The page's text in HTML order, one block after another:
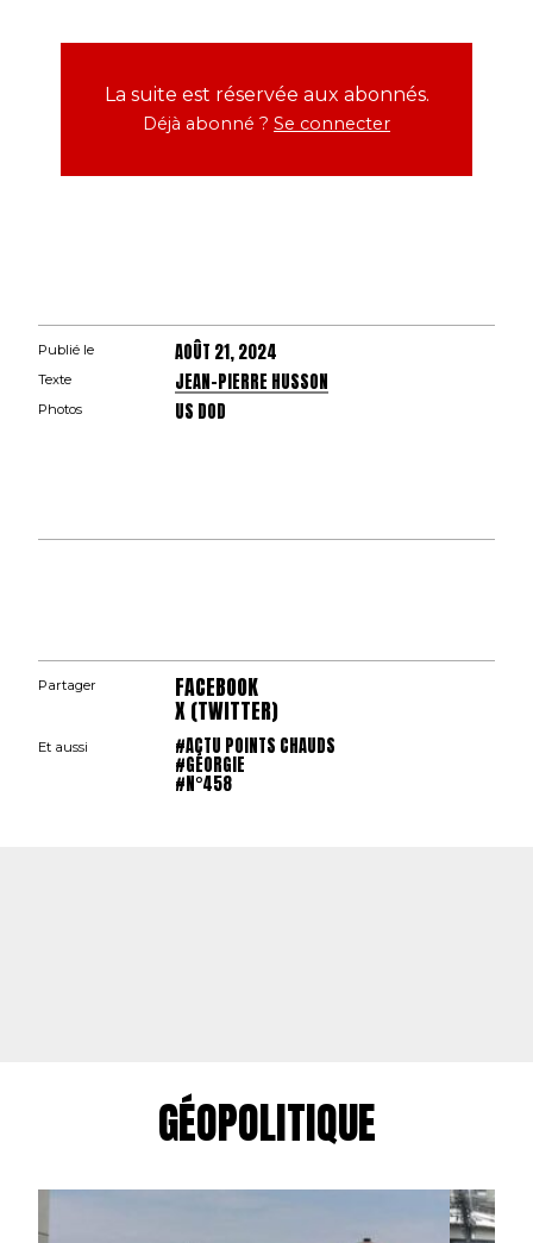
La suite est réservée aux abonnés.
Déjà abonné ? Se connecter
Publié le AOÛT 21, 2024
Texte JEAN-PIERRE HUSSON
Photos US DOD
Partager FACEBOOK
X (TWITTER)
Et aussi #ACTU POINTS CHAUDS
#GÉORGIE
#N°458
GÉOPOLITIQUE